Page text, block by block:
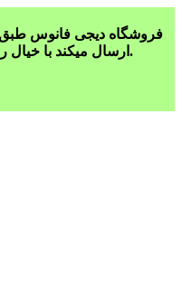
فروشگاه دیجی فانوس
ارسال میکند با خیال راحت سفارش خود را ثبت کنید.